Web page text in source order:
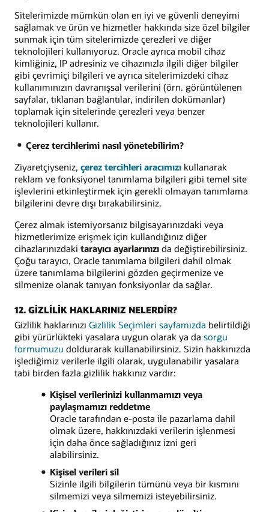
Sitelerimizde mümkün olan en iyi ve güvenli deneyimi
sağlamak ve ürün ve hizmetler hakkında size özel bilgiler
sunmak için tüm sitelerimizde çerezleri ve diğer
teknolojileri kullanıyoruz. Oracle ayrıca mobil cihaz
kimliğiniz, IP adresiniz ve cihazınızla ilgili diğer bilgiler
gibi çevrimiçi bilgileri ve ayrıca sitelerimizdeki cihaz
kullanımınızın davranışsal verilerini (örn. görüntülenen
sayfalar, tıklanan bağlantılar, indirilen dokümanlar)
toplamak için sitelerinde çerezleri veya benzer
teknolojileri kullanır.
Çerez tercihlerimi nasıl yönetebilirim?
Ziyaretçiyseniz, çerez tercihleri aracımızı kullanarak
reklam ve fonksiyonel tanımlama bilgileri gibi temel site
işlevlerini etkinleştirmek için gerekli olmayan tanımlama
bilgilerini devre dışı bırakabilirsiniz.
Çerez almak istemiyorsanız bilgisayarınızdaki veya
hizmetlerimize erişmek için kullandığınız diğer
cihazlarınızdaki tarayıcı ayarlarınızı da değiştirebilirsiniz.
Çoğu tarayıcı, Oracle tanımlama bilgileri dahil olmak
üzere tanımlama bilgilerini gözden geçirmenize ve
silmenize olanak tanıyan fonksiyonlar da sağlar.
12. GİZLİLİK HAKLARINIZ NELERDİR?
Gizlilik haklarınızı Gizlilik Seçimleri sayfamızda belirtildiği
gibi yürürlükteki yasalara uygun olarak ya da sorgu
formumuzu doldurarak kullanabilirsiniz. Sizin hakkınızda
işlediğimiz verilerle ilgili olarak, uygulanabilir yasalara
tabi birden fazla gizlilik hakkınız vardır:
Kişisel verilerinizi kullanmamızı veya
paylaşmamızı reddetme
Oracle tarafından e-posta ile pazarlama dahil
olmak üzere, hakkınızdaki verilerin işlenmesi
için daha önce sağladığınız izni geri
alabilirsiniz.
Kişisel verileri sil
Sizinle ilgili bilgilerin tümünü veya bir kısmını
silmemizi veya silmemizi isteyebilirsiniz.